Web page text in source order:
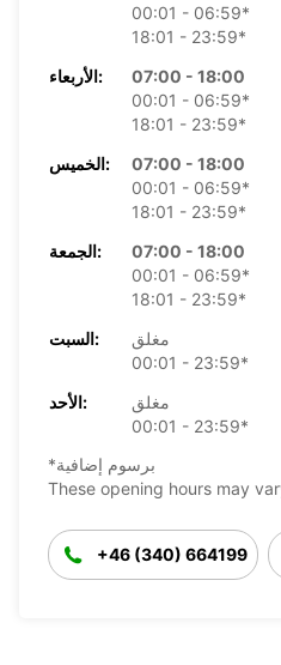
00:01 - 06:59*
18:01 - 23:59*
الأربعاء:
07:00 - 18:00
00:01 - 06:59*
18:01 - 23:59*
الخميس:
07:00 - 18:00
00:01 - 06:59*
18:01 - 23:59*
الجمعة:
07:00 - 18:00
00:01 - 06:59*
18:01 - 23:59*
السبت:
مغلق
00:01 - 23:59*
الأحد:
مغلق
00:01 - 23:59*
*برسوم إضافية
These opening hours may
+46 (340) 664199